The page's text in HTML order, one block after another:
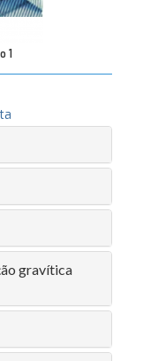
1
gravítica